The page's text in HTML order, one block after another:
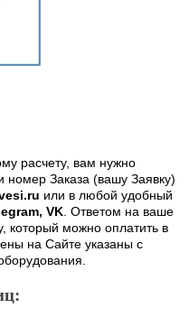
расчету, вам нужно
номер Заказа (вашу Заявку)
или в любой удобный
VK. Ответом на ваше
который можно оплатить в
на Сайте указаны с